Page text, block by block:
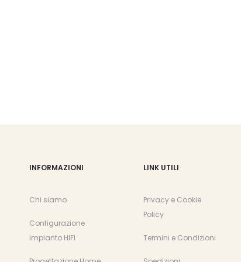
INFORMAZIONI
Chi siamo
Configurazione
Impianto HIFI
LINK UTILI
Privacy e Cookie
Policy
Termini e Condizioni